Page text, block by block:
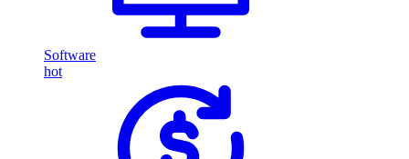
Software
hot